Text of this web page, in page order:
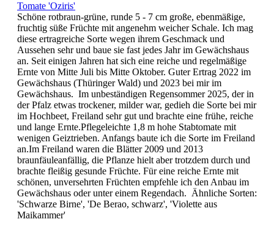
Tomate 'Oziris'
Schöne rotbraun-grüne, runde 5 - 7 cm große, ebenmäßige,
fruchtig süße Früchte mit angenehm weicher Schale. Ich mag
diese ertragreiche Sorte wegen ihrem Geschmack und
Aussehen sehr und baue sie fast jedes Jahr im Gewächshaus
an. Seit einigen Jahren hat sich eine reiche und regelmäßige
Ernte von Mitte Juli bis Mitte Oktober. Guter Ertrag 2022 im
Gewächshaus (Thüringer Wald) und 2023 bei mir im
Gewächshaus. Im unbeständigen Regensommer 2025, der in
der Pfalz etwas trockener, milder war, gedieh die Sorte bei mir
im Hochbeet, Freiland sehr gut und brachte eine frühe, reiche
und lange Ernte.Pflegeleichte 1,8 m hohe Stabtomate mit
wenigen Geiztrieben. Anfangs baute ich die Sorte im Freiland
an.Im Freiland waren die Blätter 2009 und 2013
braunfäuleanfällig, die Pflan­ze hielt aber trotzdem durch und
brachte fleißig gesunde Früchte. Für eine reiche Ernte mit
schönen, unversehrten Früchten empfehle ich den Anbau im
Gewächshaus oder unter einem Regendach. Ähnliche Sorten:
'Schwarze Birne', 'De Berao, schwarz', 'Violette aus
Maikammer'